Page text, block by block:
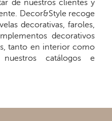
de nuestros clientes y
Decor&Style recoge
decorativas, faroles,
decorativos
tanto en interior como
catálogos e